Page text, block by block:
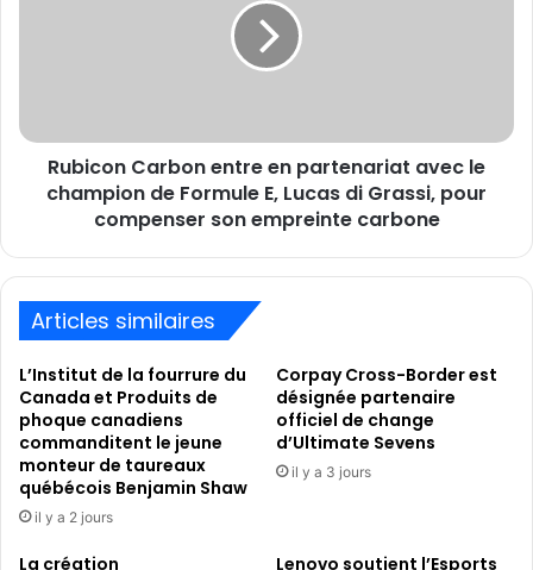
de
Formule
Grassi,
compenser
son
empreinte
carbone
Rubicon Carbon entre en partenariat avec le
champion de Formule E, Lucas di Grassi, pour
compenser son empreinte carbone
Articles similaires
L’Institut de la fourrure du
Canada et Produits de
phoque canadiens
commanditent le jeune
monteur de taureaux
québécois Benjamin Shaw
il y a 2 jours
Corpay Cross-Border est
désignée partenaire
officiel de change
d’Ultimate Sevens
il y a 3 jours
La création
Lenovo soutient l’Esports